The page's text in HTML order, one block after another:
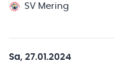
SV Mering
Sa, 27.01.2024